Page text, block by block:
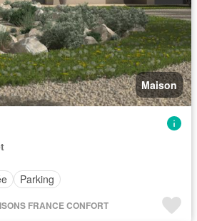
Maison
Parking
FRANCE CONFORT